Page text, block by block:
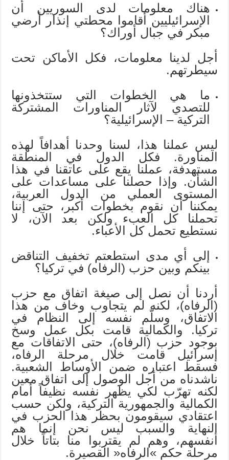
هناك معلومات لدى السوريين أن
الإسرائيليين أقاموا محطتي إنذار أرضي
مبكر في جبال أوراك؟
أجل لدينا معلومات، فكل الأماكن تحت
سيطرتهم.
ما هي الخطوات التي ستتخذونها
للتصدي لآثار المناورات المشتركة
التركية – الإسرائيلية؟
ليس عملنا هذا، لسنا وحدنا أهدافاً لهذه
المناورة. فكل الدول في المنطقة
مستهدفة، عملنا يقع على عاتقنا في هذا
الشأن. وإذا حصلنا على مساعدات على
المستوى العملي من الدول العربية،
يمكننا أن نقوم بخطوات أكبر، حتى إننا
تحملنا كل العبء ولكن بعد الآن، لا
نستطيع تحمل كل الأعباء.
إلى أي مدى استطعتم تخفيف التناقض
بينكم وبين حزب (الرفاه) في تركيا؟
أردنا أن نصل إلى صيغة اتفاق مع حزب
(الرفاه)، لكنه لم يتجاوب وخاف من هذا
الاتفاق، وسلّم نفسه إلى النظام في
تركيا. والكمالية قامت بكل عمل وسخ
بوجود حزب (الرفاه)، حتى الاتفاقات مع
إسرائيل قامت خلال مرحلة الرفاه،
فسقط اعتباره ضمن الأوساط الشعبية.
ناشدناه من أجل الوصول إلى اتفاق معين
لكنه تهرّب لكي يظهر نفسه نظيفاً أمام
الكمالية والجمهورية التركية، ولكن حسب
اعتقادي سيقومون بحظر هذا الحزب في
النهاية والسبب ليس نحن إنما هم
أنفسهم، وهم لم يقتربوا منا بتاتاً خلال
مرحلة حكم »الرفاه« القصيرة.